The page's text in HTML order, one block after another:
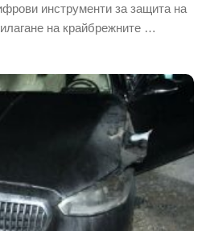
инструменти за защита на
на крайбрежните …